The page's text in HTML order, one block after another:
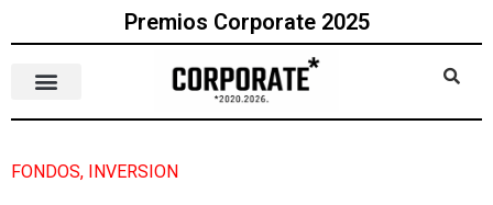
Premios Corporate 2025
FONDOS, INVERSION